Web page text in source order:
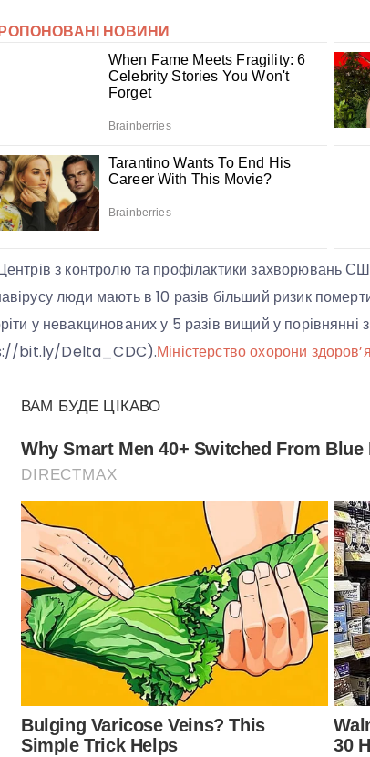
з контролю та профілактики захворювань
люди мають в 10 разів більший ризик
у невакцинованих у 5 разів вищий у
bit.ly/Delta_CDC).Міністерство охорони